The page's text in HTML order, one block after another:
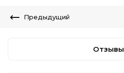
Предыдущий
Отзывы